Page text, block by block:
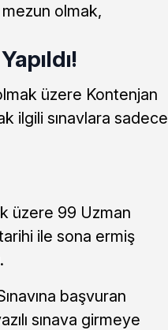
mezun olmak,
üzere Kontenjan
ilgili sınavlara sadece
üzere 99 Uzman
tarihi ile sona ermiş
başvuran
sınava girmeye